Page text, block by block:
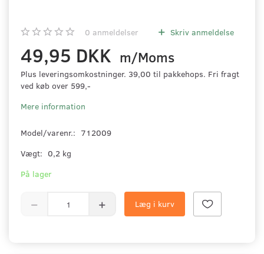
0 anmeldelser Skriv anmeldelse
49,95 DKK m/Moms
Plus leveringsomkostninger. 39,00 til pakkehops. Fri fragt
ved køb over 599,-
Mere information
Model/varenr.: 712009
Vægt: 0,2 kg
På lager
Læg i kurv